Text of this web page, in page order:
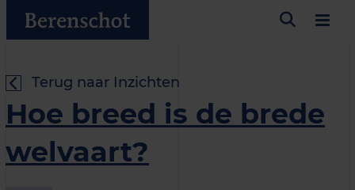
Terug naar Inzichten
Hoe breed is de brede
welvaart?